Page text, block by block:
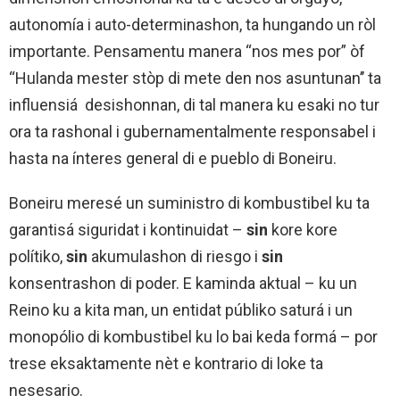
autonomía i auto-determinashon, ta hungando un ròl
importante. Pensamentu manera “nos mes por” òf
“Hulanda mester stòp di mete den nos asuntunan’’ ta
influensiá desishonnan, di tal manera ku esaki no tur
ora ta rashonal i gubernamentalmente responsabel i
hasta na ínteres general di e pueblo di Boneiru.
Boneiru meresé un suministro di kombustibel ku ta
garantisá siguridat i kontinuidat – sin kore kore
polítiko,sin akumulashon di riesgo i sin
konsentrashon di poder. E kaminda aktual – ku un
Reino ku a kita man, un entidat públiko saturá i un
monopólio di kombustibel ku lo bai keda formá – por
trese eksaktamente nèt e kontrario di loke ta
nesesario.